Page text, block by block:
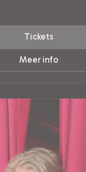
Tickets
Meer info